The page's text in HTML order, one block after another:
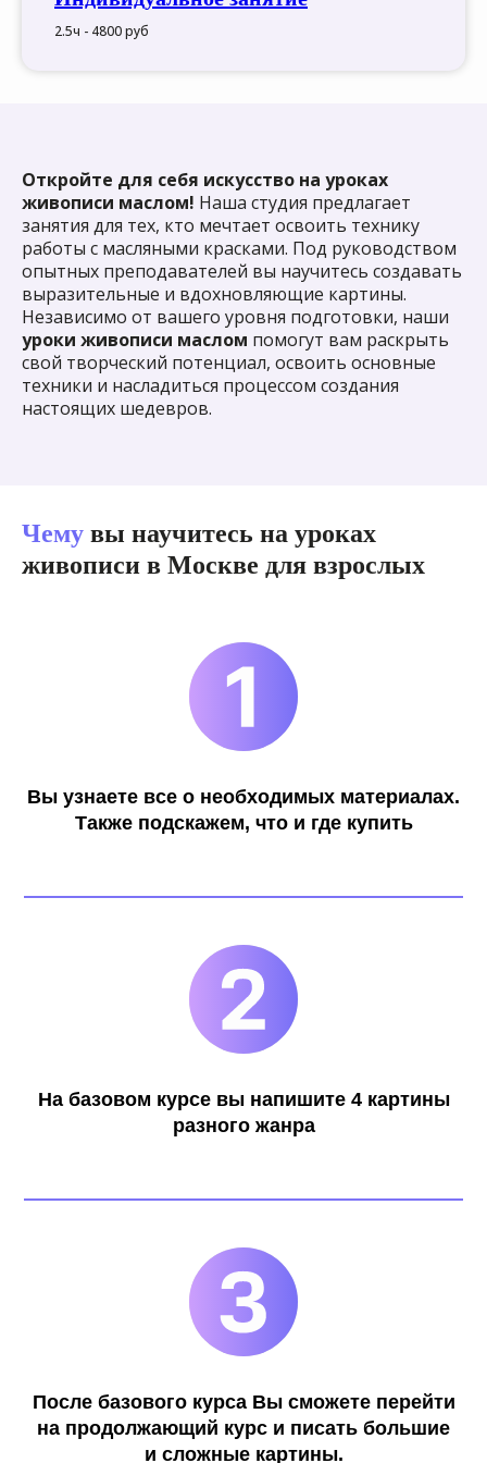
2.5ч - 4800 руб
Откройте для себя искусство на уроках
живописи маслом! Наша студия предлагает
занятия для тех, кто мечтает освоить технику
работы с масляными красками. Под руководством
опытных преподавателей вы научитесь создавать
выразительные и вдохновляющие картины.
Независимо от вашего уровня подготовки, наши
уроки живописи маслом помогут вам раскрыть
свой творческий потенциал, освоить основные
техники и насладиться процессом создания
настоящих шедевров.
Чему вы научитесь на уроках
живописи в Москве для взрослых
Вы узнаете все о необходимых материалах.
Также подскажем, что и где купить
На базовом курсе вы напишите 4 картины
разного жанра
После базового курса Вы сможете перейти
на продолжающий курс и писать большие
и сложные картины.
Приходи в нашу
и напиши
лучшие картины
Оставить заявку
Участвуйв наших
акцияхи учись